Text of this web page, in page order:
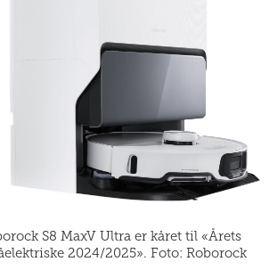
S8 MaxV Ultra er kåret til «Årets
2024/2025». Foto: Roborock